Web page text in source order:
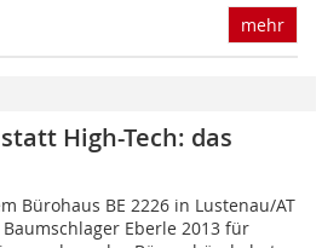
mehr
High-Tech: das
Bürohaus BE 2226 in Lustenau/AT
Eberle 2013 für